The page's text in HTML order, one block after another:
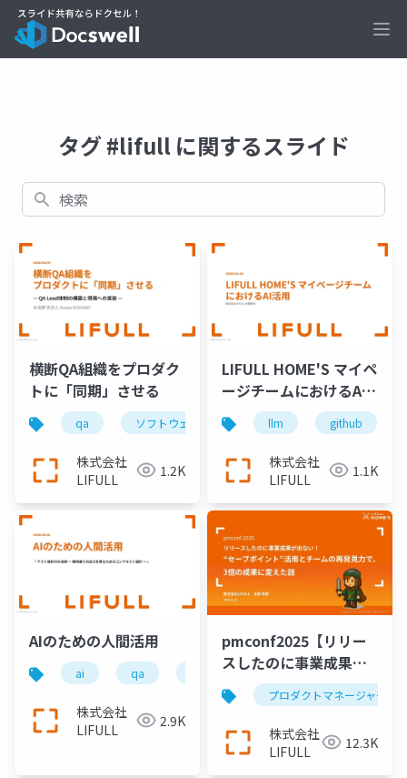
タグ #lifull に関するスライド
検索
横断QA組織をプロダク
トに「同期」させる
qa ソフトウェアテスト 組織
株式会社
LIFULL
1.2K
LIFULL HOME'S マイペ
ージチームにおけるAI
活用
llm github
株式会社
LIFULL
1.1K
AIのための人間活用
ai qa ソフトウェアテスト lifull
株式会社
LIFULL
2.9K
pmconf2025【リリー
スしたのに事業成果が
出ない！】──“セーブ
ポイント”活用とチーム
の再発見力で、３倍の
成果に変えた話
プロダクトマネージャー
株式会社
LIFULL
12.3K